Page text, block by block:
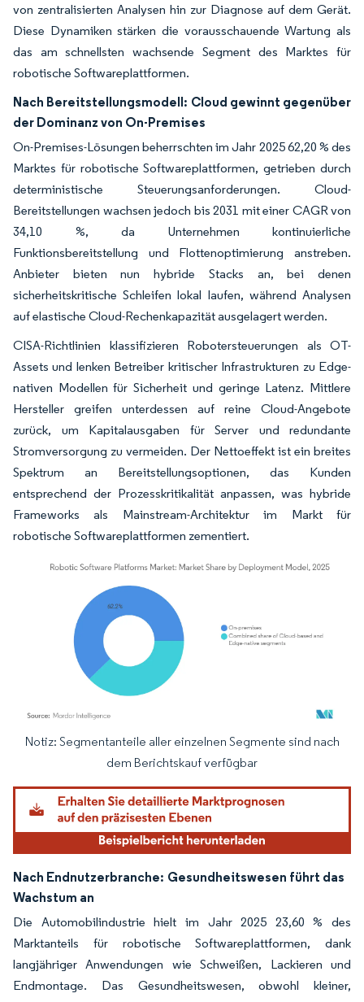
von zentralisierten Analysen hin zur Diagnose auf dem Gerät.
Diese Dynamiken stärken die vorausschauende Wartung als
das am schnellsten wachsende Segment des Marktes für
robotische Softwareplattformen.
Nach Bereitstellungsmodell: Cloud gewinnt gegenüber
der Dominanz von On-Premises
On-Premises-Lösungen beherrschten im Jahr 2025 62,20 % des
Marktes für robotische Softwareplattformen, getrieben durch
deterministische Steuerungsanforderungen. Cloud-
Bereitstellungen wachsen jedoch bis 2031 mit einer CAGR von
34,10 %, da Unternehmen kontinuierliche
Funktionsbereitstellung und Flottenoptimierung anstreben.
Anbieter bieten nun hybride Stacks an, bei denen
sicherheitskritische Schleifen lokal laufen, während Analysen
auf elastische Cloud-Rechenkapazität ausgelagert werden.
CISA-Richtlinien klassifizieren Robotersteuerungen als OT-
Assets und lenken Betreiber kritischer Infrastrukturen zu Edge-
nativen Modellen für Sicherheit und geringe Latenz. Mittlere
Hersteller greifen unterdessen auf reine Cloud-Angebote
zurück, um Kapitalausgaben für Server und redundante
Stromversorgung zu vermeiden. Der Nettoeffekt ist ein breites
Spektrum an Bereitstellungsoptionen, das Kunden
entsprechend der Prozesskritikalität anpassen, was hybride
Frameworks als Mainstream-Architektur im Markt für
robotische Softwareplattformen zementiert.
Bild © Mordor Intelligence. Wiederverwendung erfordert Namensnennung
Notiz: Segmentanteile aller einzelnen Segmente sind nach
dem Berichtskauf verfügbar
Nach Endnutzerbranche: Gesundheitswesen führt das
Wachstum an
Die Automobilindustrie hielt im Jahr 2025 23,60 % des
Marktanteils für robotische Softwareplattformen, dank
langjähriger Anwendungen wie Schweißen, Lackieren und
Endmontage. Das Gesundheitswesen, obwohl kleiner,